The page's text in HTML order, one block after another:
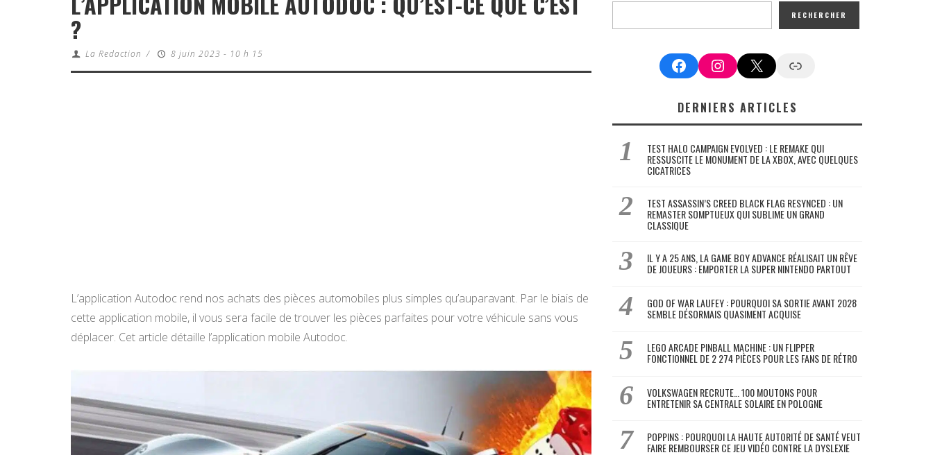
?
La Redaction / 8 juin 2023 - 10 h 15
L’application Autodoc rend nos achats des pièces automobiles plus simples qu’auparavant. Par le biais de
cette application mobile, il vous sera facile de trouver les pièces parfaites pour votre véhicule sans vous
déplacer. Cet article détaille l’application mobile Autodoc.
RECHERCHER
FacebookInstagram
X Google News
DERNIERS ARTICLES
TEST HALO CAMPAIGN EVOLVED : LE REMAKE QUI
RESSUSCITE LE MONUMENT DE LA XBOX, AVEC QUELQUES
CICATRICES
TEST ASSASSIN’S CREED BLACK FLAG RESYNCED : UN
REMASTER SOMPTUEUX QUI SUBLIME UN GRAND
CLASSIQUE
IL Y A 25 ANS, LA GAME BOY ADVANCE RÉALISAIT UN RÊVE
DE JOUEURS : EMPORTER LA SUPER NINTENDO PARTOUT
GOD OF WAR LAUFEY : POURQUOI SA SORTIE AVANT 2028
SEMBLE DÉSORMAIS QUASIMENT ACQUISE
LEGO ARCADE PINBALL MACHINE : UN FLIPPER
FONCTIONNEL DE 2 274 PIÈCES POUR LES FANS DE RÉTRO
VOLKSWAGEN RECRUTE… 100 MOUTONS POUR
ENTRETENIR SA CENTRALE SOLAIRE EN POLOGNE
POPPINS : POURQUOI LA HAUTE AUTORITÉ DE SANTÉ VEUT
FAIRE REMBOURSER CE JEU VIDÉO CONTRE LA DYSLEXIE